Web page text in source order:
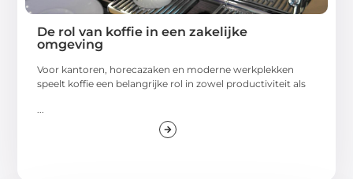
De rol van koffie in een zakelijke
omgeving
Voor kantoren, horecazaken en moderne werkplekken
speelt koffie een belangrijke rol in zowel productiviteit als